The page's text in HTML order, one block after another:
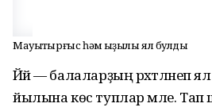
Мауыҡтырғыс һәм ҡыҙыҡлы ял булды
Йәй — балаларҙың рәхәтләнеп
йылына көс туплар мәле. Тап